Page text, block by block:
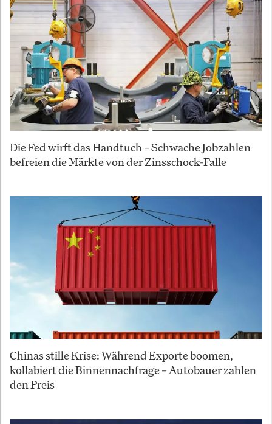
Die Fed wirft das Handtuch – Schwache Jobzahlen
befreien die Märkte von der Zinsschock-Falle
Chinas stille Krise: Während Exporte boomen,
kollabiert die Binnennachfrage – Autobauer zahlen
den Preis